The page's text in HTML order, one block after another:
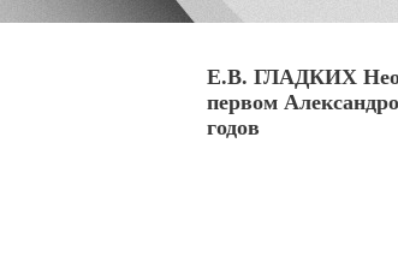
Е.В. ГЛАДКИХ
первом
годов